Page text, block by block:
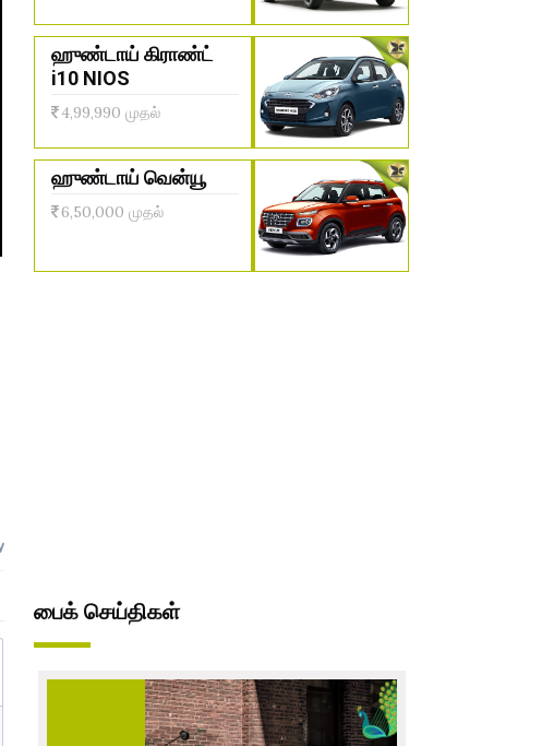
ஹுண்டாய் கிராண்ட்
i10 NIOS
4,99,990 முதல்
ஹுண்டாய் வென்யூ
6,50,000 முதல்
பைக் செய்திகள்